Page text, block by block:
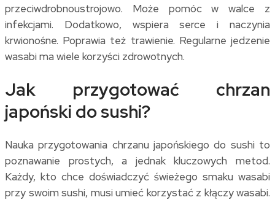
przeciwdrobnoustrojowo. Może pomóc w walce z
infekcjami. Dodatkowo, wspiera serce i naczynia
krwionośne. Poprawia też trawienie. Regularne jedzenie
wasabi ma wiele korzyści zdrowotnych.
Jak przygotować chrzan
japoński do sushi?
Nauka przygotowania chrzanu japońskiego do sushi to
poznawanie prostych, a jednak kluczowych metod.
Każdy, kto chce doświadczyć świeżego smaku wasabi
przy swoim sushi, musi umieć korzystać z kłączy wasabi.